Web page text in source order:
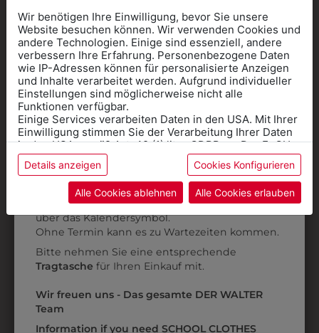
9HGW0115701
HERRENGILET
SCHWARZ P
€ 73,90
9HGW01U15701
HERRENGILET
SCHWARZ P
ÜBERLÄNGE
€ 73,90
ZULETZT ANGESEHEN
Wir benötigen Ihre Einwilligung, bevor Sie unsere
Website besuchen können. Wir verwenden Cookies und
andere Technologien. Einige sind essenziell, andere
verbessern Ihre Erfahrung. Personenbezogene Daten
wie IP-Adressen können für personalisierte Anzeigen
und Inhalte verarbeitet werden. Aufgrund individueller
Einstellungen sind möglicherweise nicht alle
Funktionen verfügbar.
Einige Services verarbeiten Daten in den USA. Mit Ihrer
Einwilligung stimmen Sie der Verarbeitung Ihrer Daten
in den USA gemäß Art. 49 (1) lit. a GDPR zu. Der EuGH
stuft die USA als Land mit unzureichendem Datenschutz
ein, und es besteht das Risiko, dass US-Behörden
Daten ohne Klagemöglichkeit für Europäer überwachen.
Datenschutzerklärungbzw. im
Details anzeigen Cookies Konfigurieren
Alle Cookies ablehnen Alle Cookies erlauben
Informationen wenn Sie
Kleidung
für die SCHULE
benötigen
Online Shop: Klick auf SCHULE in der
Kategorie und die richtige Schule auswählen.
AnprobeVorort im Geschäft: Termin buchen
über das Kalendersymbol.
Ohne Termin kann es zu Wartezeiten kommen.
Bitte nehmen Sie eine entsprechende
Tragtasche für Ihren Einkauf mit.
Wir freuen uns - Das gesamte DER WALTER
Team
Information if you need SCHOOL CLOTHES